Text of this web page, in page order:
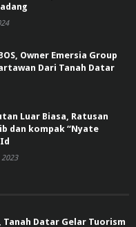
Owner Emersia Group
Dari Tanah Datar
Luar Biasa, Ratusan
dan kompak “Nyate
2023
Datar Gelar Tuorism